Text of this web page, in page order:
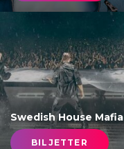
Swedish House Mafia
BILJETTER